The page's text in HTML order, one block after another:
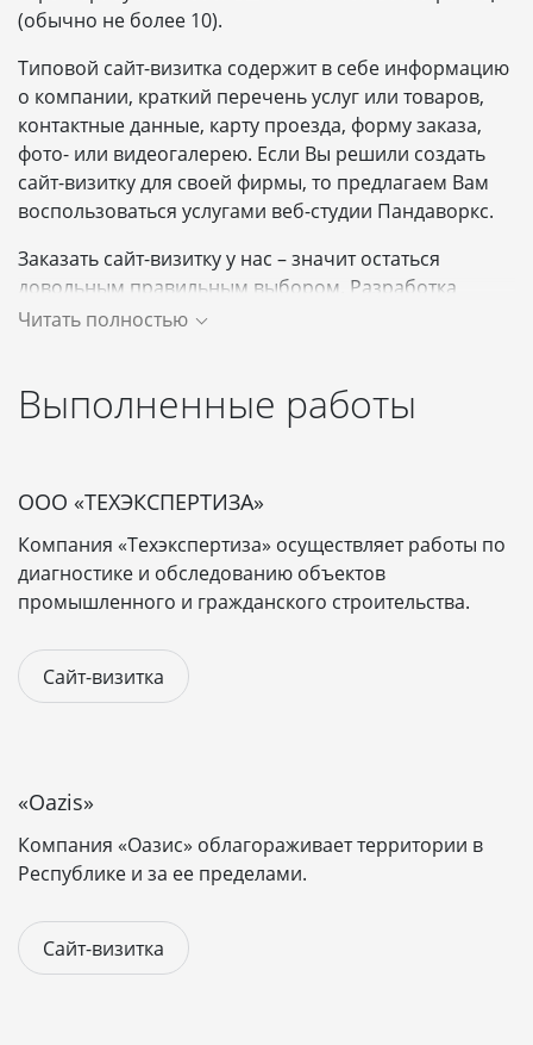
(обычно не более 10).
Типовой сайт-визитка содержит в себе информацию
о компании, краткий перечень услуг или товаров,
контактные данные, карту проезда, форму заказа,
фото- или видеогалерею. Если Вы решили создать
сайт-визитку для своей фирмы, то предлагаем Вам
воспользоваться услугами веб-студии Пандаворкс.
Заказать сайт-визитку у нас – значит остаться
довольным правильным выбором. Разработка
сайтов-визиток осуществляется с уникальным
заниматься обновлением сайта.
Digital-студия Пандаворкс занимается созданием
сайтов-визиток в Уфе. В минимальную стоимость
входят все возможные настройки для правильного
функционирования вашего сайта и хорошего
завершения разработки передаём готовый сайт с
доменом и бесплатным хостингом на месяц.
Читать полностью
Выполненные работы
ООО «ТЕХЭКСПЕРТИЗА»
Компания «Техэкспертиза» осуществляет работы по
диагностике и обследованию объектов
промышленного и гражданского строительства.
Сайт-визитка
«Oazis»
Компания «Оазис» облагораживает территории в
Республике и за ее пределами.
Сайт-визитка